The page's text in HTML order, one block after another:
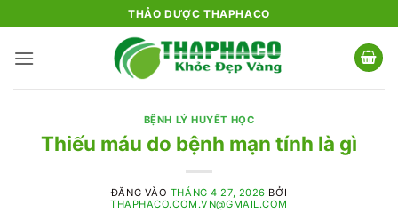
qua
nội
THẢO DƯỢC THAPHACO
BỆNH LÝ HUYẾT HỌC
Thiếu máu do bệnh mạn tính là gì
ĐĂNG VÀO THÁNG 4 27, 2026 BỞI
THAPHACO.COM.VN@GMAIL.COM